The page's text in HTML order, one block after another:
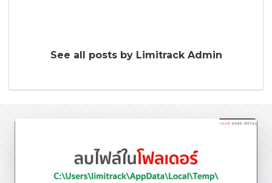
See all posts by Limitrack Admin